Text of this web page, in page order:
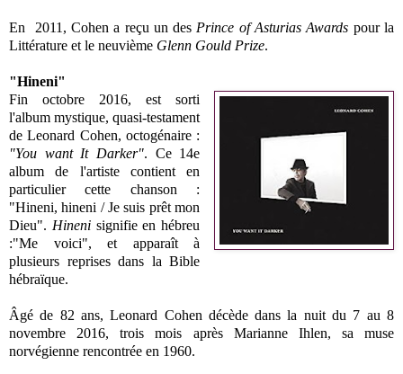
En 2011, Cohen a reçu un des Prince of Asturias Awards pour la
Littérature et le neuvième Glenn Gould Prize.
"Hineni"
Fin octobre 2016, est sorti
l'album mystique, quasi-testament
de Leonard Cohen, octogénaire :
"You want It Darker". Ce 14e
album de l'artiste contient en
particulier cette chanson :
"Hineni, hineni / Je suis prêt mon
Dieu". Hineni signifie en hébreu
:"Me voici", et apparaît à
plusieurs reprises dans la Bible
hébraïque.
Âgé de 82 ans, Leonard Cohen décède dans la nuit du 7 au 8
novembre 2016, trois mois après Marianne Ihlen, sa muse
norvégienne rencontrée en 1960.